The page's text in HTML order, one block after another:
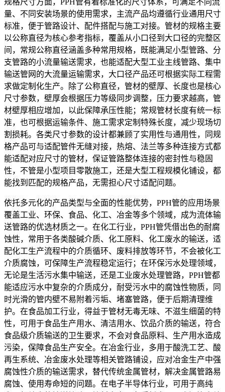
量、不同安装场景的使用需求，主流产品均遵循行业通用尺寸
标准，便于管路设计、配件搭配与施工对接。管材的规格主要
以公称直径为核心参考指标，覆盖从小口径到大口径的完整区
间，常规公称直径涵盖多种常用规格，既能满足小型管路、分
支管路的小流量输送需求，也能适配大型工业主线管路、集中
输送管网的大流量运输需求，大口径产品还可根据实际工程需
求做定制化生产。除了公称直径，管材的壁厚、长度也是核心
尺寸参数，壁厚会根据压力等级同步调整，压力要求越高，管
材壁厚相应增加，以此保障承压性能；常规管材长度有统一标
准，也可根据运输条件、施工需求定制特殊长度，减少现场切
割损耗。各类尺寸参数的设计都兼顾了实用性与通用性，同规
格产品可与适配管件无缝对接，热熔、法兰等多种连接方式都
能适配对应尺寸的管材，保证管路整体连接的密封性与稳固
性，不管是小型项目零散施工，还是大型工程规模化铺设，都
能找到匹配的规格产品，无需担心尺寸适配问题。
依托多元化的产品类型与全面的性能优势，PPH管的应用场景
覆盖工业、环保、食品、化工、冶金等多个领域，成为流体输
送管路的优选材质之一。在化工行业，PPH管凭借出色的耐腐
蚀性，常用于各类酸碱介质、化工原料、化工废水的输送，适
配化工生产流程中的介质循环、废料排放等环节，不会被化工
介质腐蚀，可保障生产流程稳定运行；在环保污水处理领域，
无论是生活污水集中输送，还是工业废水处理管路，PPH管都
能适应污水中复杂的介质成分，耐受污水中的腐蚀性物质，同
时光滑的管内壁不易附着污垢、堵塞管路，便于后期清理维
护。在食品加工行业，得益于管材无毒无味、不滋生细菌的特
性，可用于食品生产用水、清洁用水、饮品介质的输送，符合
食品级介质输送的卫生要求，不会对食品原料、生产用水造成
污染，保障食品生产安全。在冶金行业，多用于酸洗工艺、酸
再生系统、冶金废水处理等相关管路铺设，应对冶金生产中强
腐蚀性介质的输送需求，替代传统金属管材，解决金属管路易
腐蚀、使用寿命短的问题。在电子半导体行业，可用于高纯